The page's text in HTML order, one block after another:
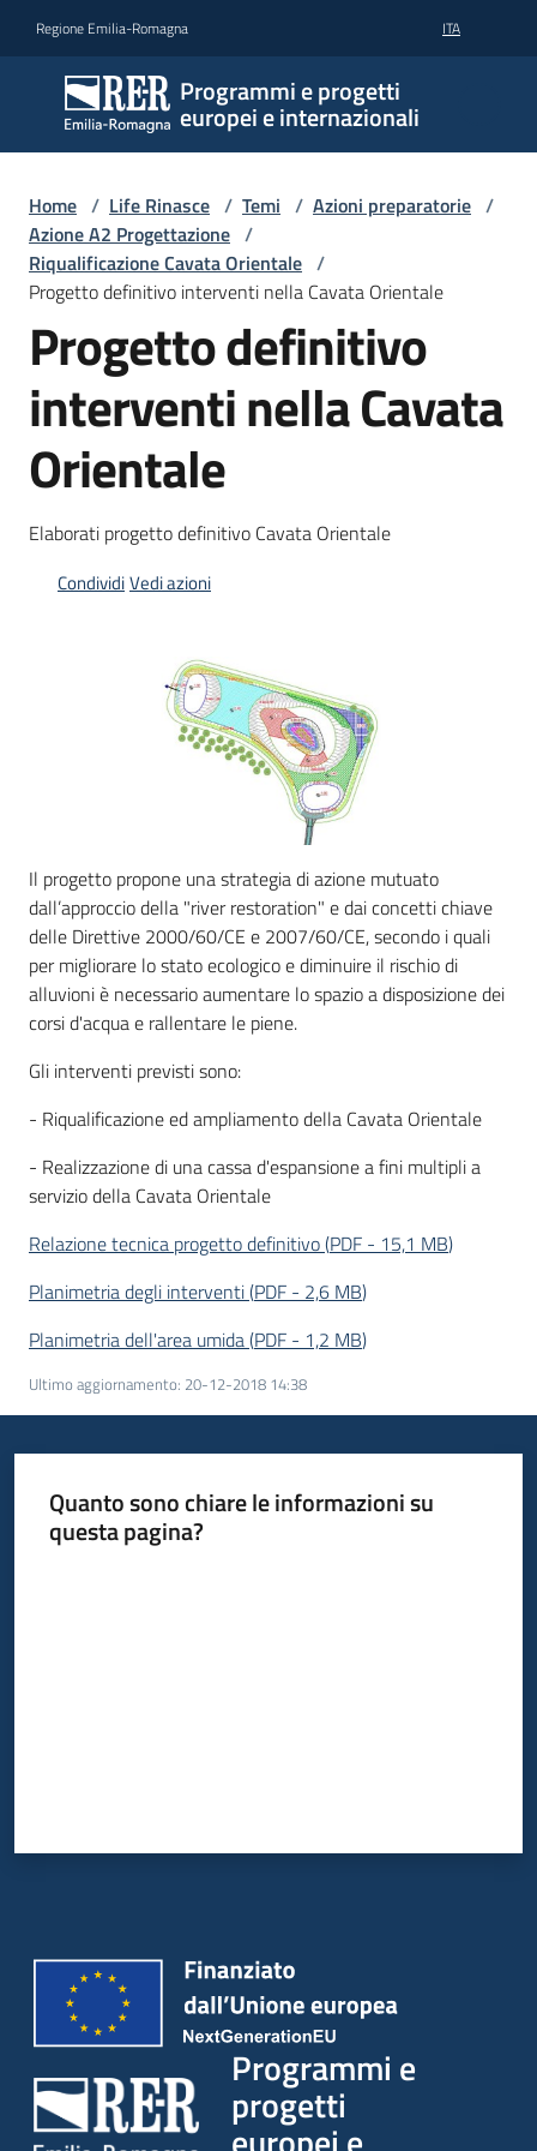
Regione Emilia-Romagna ITA
Programmi e progetti
europei e internazionali
Home / Life Rinasce / Temi / Azioni preparatorie /
Azione A2 Progettazione /
Riqualificazione Cavata Orientale /
Progetto definitivo interventi nella Cavata Orientale
Progetto definitivo
interventi nella Cavata
Orientale
Elaborati progetto definitivo Cavata Orientale
CondividiVedi azioni
Il progetto propone una strategia di azione mutuato
dall’approccio della "river restoration" e dai concetti chiave
delle Direttive 2000/60/CE e 2007/60/CE, secondo i quali
per migliorare lo stato ecologico e diminuire il rischio di
alluvioni è necessario aumentare lo spazio a disposizione dei
corsi d'acqua e rallentare le piene.
Gli interventi previsti sono:
- Riqualificazione ed ampliamento della Cavata Orientale
- Realizzazione di una cassa d'espansione a fini multipli a
servizio della Cavata Orientale
Relazione tecnica progetto definitivo(PDF - 15,1 MB)
Planimetria degli interventi(PDF - 2,6 MB)
Planimetria dell'area umida(PDF - 1,2 MB)
Ultimo aggiornamento: 20-12-2018 14:38
Quanto sono chiare le informazioni su
questa pagina?
Programmi e
progetti